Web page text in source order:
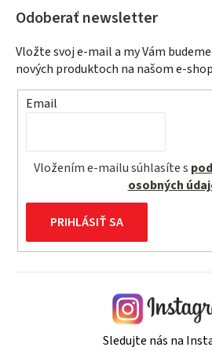
Odoberať newsletter
Vložte svoj e-mail a my Vám
nových produktoch na našom e-
Email
Vložením e-mailu súhlasíte s
osobných
PRIHLÁSIŤ SA
Sledujte nás na